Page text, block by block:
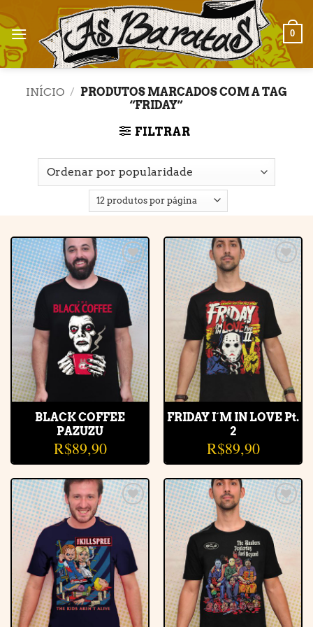
to
content
0
INÍCIO / PRODUTOS MARCADOS COM A TAG
“FRIDAY”
FILTRAR
Adicionar
à lista de
desejos
BLACK COFFEE
PAZUZU
R$89,90
Adicionar
à lista de
desejos
FRIDAY I´M IN LOVE Pt.
2
R$89,90
Adicionar
à lista de
desejos
Adicionar
à lista de
desejos